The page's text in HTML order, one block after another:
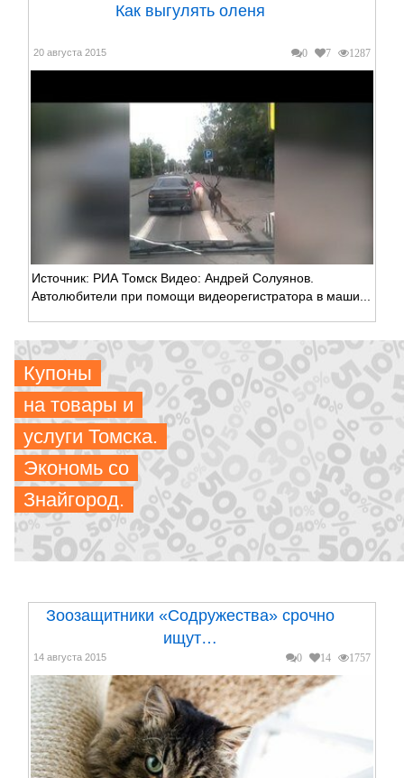
Как выгулять оленя
0 7 1287
20 августа 2015
Источник: РИА Томск Видео: Андрей Солуянов.
Автолюбители при помощи видеорегистратора в маши...
Купоны
на товары и
услуги Томска.
Экономь со
Знайгород.
Зоозащитники «Содружества» срочно
ищут…
0 14 1757
14 августа 2015